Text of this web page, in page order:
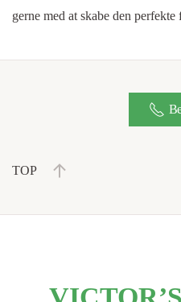
gerne med at skabe den perfekte
TOP